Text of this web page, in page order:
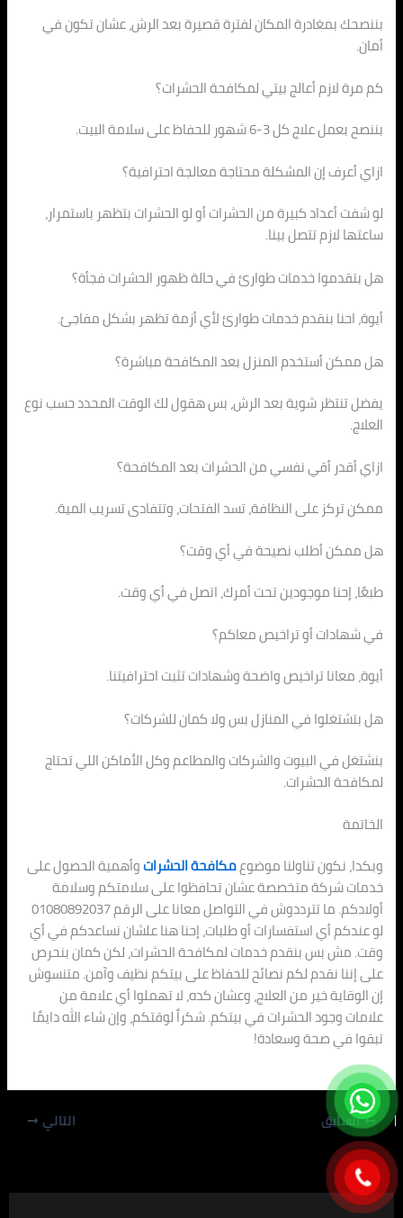
بننصحك بمغادرة المكان لفترة قصيرة بعد الرش، عشان تكون في
أمان.
كم مرة لازم أعالج بيتي لمكافحة الحشرات؟
بننصح بعمل علاج كل 3-6 شهور للحفاظ على سلامة البيت.
ازاي أعرف إن المشكلة محتاجة معالجة احترافية؟
لو شفت أعداد كبيرة من الحشرات أو لو الحشرات بتظهر باستمرار،
ساعتها لازم تتصل بينا.
هل بتقدموا خدمات طوارئ في حالة ظهور الحشرات فجأة؟
أيوة، احنا بنقدم خدمات طوارئ لأي أزمة تظهر بشكل مفاجئ.
هل ممكن أستخدم المنزل بعد المكافحة مباشرة؟
يفضل تنتظر شوية بعد الرش، بس هقول لك الوقت المحدد حسب نوع
العلاج.
ازاي أقدر أقي نفسي من الحشرات بعد المكافحة؟
ممكن تركز على النظافة، تسد الفتحات، وتتفادى تسريب المية.
هل ممكن أطلب نصيحة في أي وقت؟
طبعًا، إحنا موجودين تحت أمرك، اتصل في أي وقت.
في شهادات أو تراخيص معاكم؟
أيوة، معانا تراخيص واضحة وشهادات تثبت احترافيتنا.
هل بتشتغلوا في المنازل بس ولا كمان للشركات؟
بنشتغل في البيوت والشركات والمطاعم وكل الأماكن اللي تحتاج
لمكافحة الحشرات.
الخاتمة
وبكدا، نكون تناولنا موضوعمكافحة الحشراتوأهمية الحصول على
خدمات شركة متخصصة عشان تحافظوا على سلامتكم وسلامة
أولادكم. ما تترددوش في التواصل معانا على الرقم 01080892037
لو عندكم أي استفسارات أو طلبات، إحنا هنا علشان نساعدكم في أي
وقت. مش بس بنقدم خدمات لمكافحة الحشرات، لكن كمان بنحرص
على إننا نقدم لكم نصائح للحفاظ على بيتكم نظيف وآمن. متنسوش
إن الوقاية خير من العلاج، وعشان كده، لا تهملوا أي علامة من
علامات وجود الحشرات في بيتكم. شكراً لوقتكم، وإن شاء الله دايمًا
تبقوا في صحة وسعادة!
السابق التالي